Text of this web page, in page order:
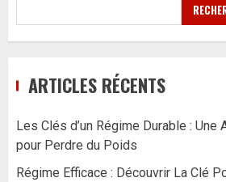
ARTICLES RÉCENTS
Les Clés d’un Régime Durable :
pour Perdre du Poids
Régime Efficace : Découvrir La Clé